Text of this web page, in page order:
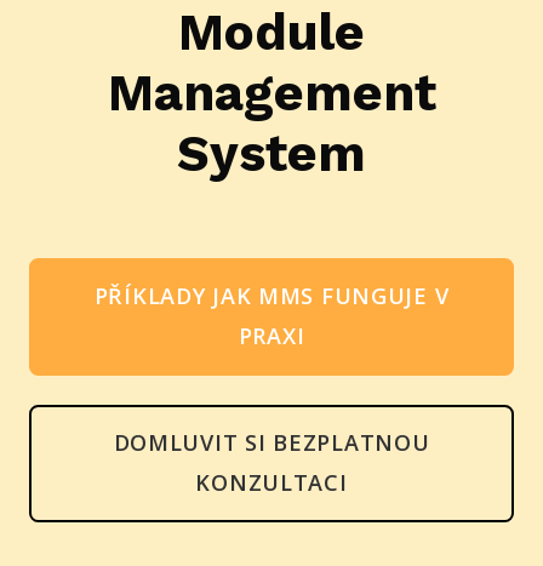
Module
Management
System
PŘÍKLADY JAK MMS FUNGUJE V
PRAXI
DOMLUVIT SI BEZPLATNOU
KONZULTACI